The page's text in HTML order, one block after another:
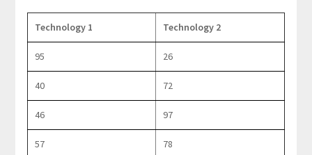
Technology 1 Technology 2
95 26
40 72
46 97
57 78